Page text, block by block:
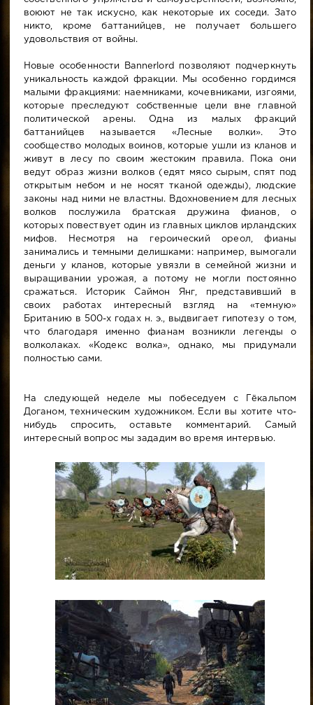
воюют не так искусно, как некоторые их соседи. Зато
никто, кроме баттанийцев, не получает большего
удовольствия от войны.
Новые особенности Bannerlord позволяют подчеркнуть
уникальность каждой фракции. Мы особенно гордимся
малыми фракциями: наемниками, кочевниками, изгоями,
которые преследуют собственные цели вне главной
политической арены. Одна из малых фракций
баттанийцев называется «Лесные волки». Это
сообщество молодых воинов, которые ушли из кланов и
живут в лесу по своим жестоким правила. Пока они
ведут образ жизни волков (едят мясо сырым, спят под
открытым небом и не носят тканой одежды), людские
законы над ними не властны. Вдохновением для лесных
волков послужила братская дружина фианов, о
которых повествует один из главных циклов ирландских
мифов. Несмотря на героический ореол, фианы
занимались и темными делишками: например, вымогали
деньги у кланов, которые увязли в семейной жизни и
выращивании урожая, а потому не могли постоянно
сражаться. Историк Саймон Янг, представивший в
своих работах интересный взгляд на «темную»
Британию в 500-х годах н. э., выдвигает гипотезу о том,
что благодаря именно фианам возникли легенды о
волколаках. «Кодекс волка», однако, мы придумали
полностью сами.
На следующей неделе мы побеседуем с Гёкальпом
Доганом, техническим художником. Если вы хотите что-
нибудь спросить, оставьте комментарий. Самый
интересный вопрос мы зададим во время интервью.